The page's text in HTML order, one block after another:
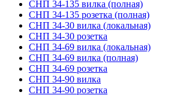
СНП 34-135 вилка (полная)
СНП 34-135 розетка (полная)
СНП 34-30 вилка (локальная)
СНП 34-30 розетка
СНП 34-69 вилка (локальная)
СНП 34-69 вилка (полная)
СНП 34-69 розетка
СНП 34-90 вилка
СНП 34-90 розетка